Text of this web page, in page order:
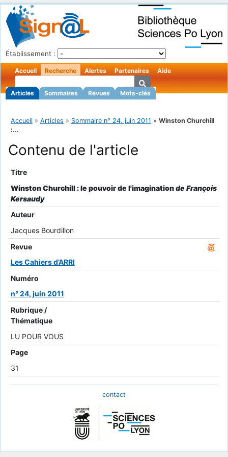
Établissement :
Accueil Recherche
Articles Sommaires Revues Mots-clés
Alertes Partenaires Aide
Accueil » Articles » Sommaire n° 24, juin 2011 » Winston Churchill
:...
Contenu de l'article
Titre
Winston Churchill : le pouvoir de l'imaginationde François
Kersaudy
Auteur
Jacques Bourdillon
Revue
Les Cahiers d’ARRI
Numéro
n° 24, juin 2011
Rubrique /
Thématique
LU POUR VOUS
Page
31
contact